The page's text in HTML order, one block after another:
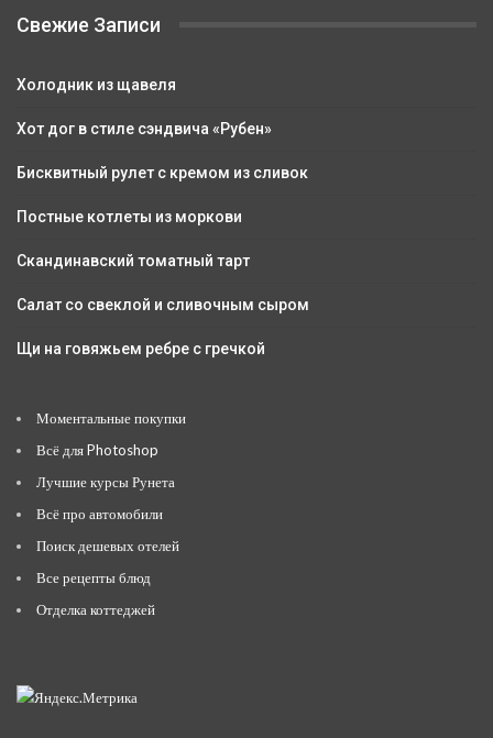
Свежие Записи
Холодник из щавеля
Хот дог в стиле сэндвича «Рубен»
Бисквитный рулет с кремом из сливок
Постные котлеты из моркови
Скандинавский томатный тарт
Салат со свеклой и сливочным сыром
Щи на говяжьем ребре с гречкой
Моментальные покупки
Всё для Photoshop
Лучшие курсы Рунета
Всё про автомобили
Поиск дешевых отелей
Все рецепты блюд
Отделка коттеджей